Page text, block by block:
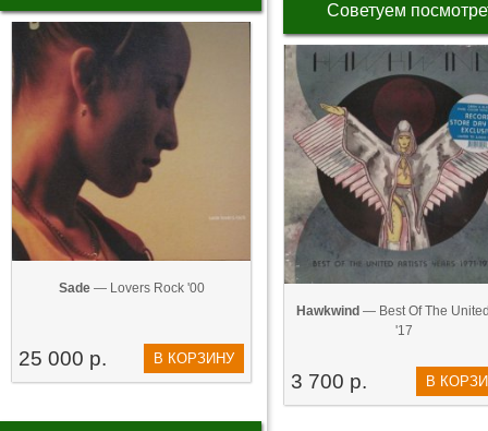
Sade— Lovers Rock '00
25 000 р. В КОРЗИНУ
Советуем
Hawkwind — Best Of The
'17
3 700 р. В